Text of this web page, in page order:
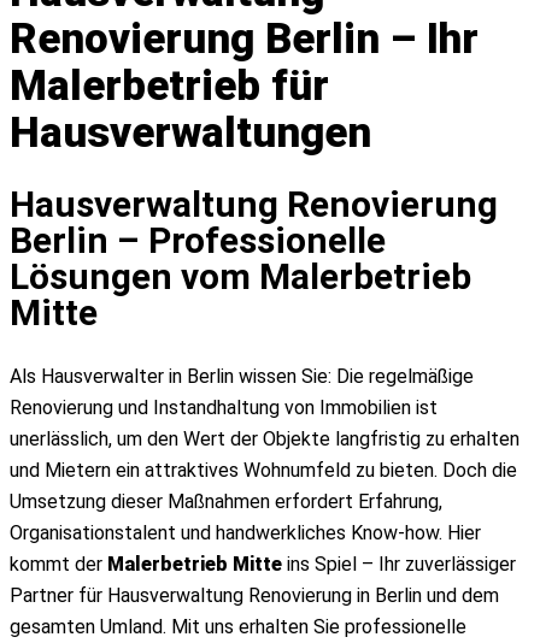
Leistungen
Malerbetrieb
Streicharbeiten
Innenarbeiten
Heizkörper streichen
Innenputz
Tapezieren
Verputzen
Wände streichen
Spachtelarbeiten
Außenarbeiten
Fassadenanstrich
Fassadensanierung
Metallbeschichtung
Fassade dämmen Altbau
Fassadenarbeiten
Graffitientfernung
Wärmedämmung (WDVS)
Renovierung Berlin – Ihr
Malerbetrieb für
Hausverwaltungen
Hausverwaltung Renovierung
Berlin – Professionelle
Lösungen vom Malerbetrieb
Mitte
Als Hausverwalter in Berlin wissen Sie: Die regelmäßige
Renovierung und Instandhaltung von Immobilien ist
unerlässlich, um den Wert der Objekte langfristig zu erhalten
und Mietern ein attraktives Wohnumfeld zu bieten. Doch die
Umsetzung dieser Maßnahmen erfordert Erfahrung,
Organisationstalent und handwerkliches Know-how. Hier
kommt der Malerbetrieb Mitte ins Spiel – Ihr zuverlässiger
Partner für Hausverwaltung Renovierung in Berlin und dem
gesamten Umland. Mit uns erhalten Sie professionelle